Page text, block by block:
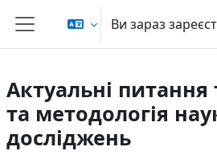
Перейти до головного вмісту
Бокова панель
Ви зараз
Актуальні питання
та методологія
досліджень